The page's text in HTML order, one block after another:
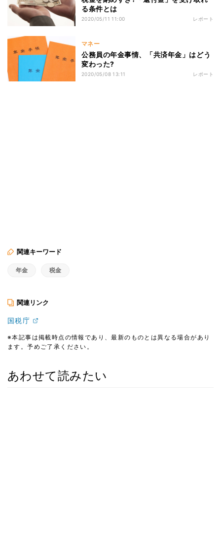
る条件とは
2020/05/11 11:00 レポート
マネー
公務員の年金事情、「共済年金」はどう
変わった?
2020/05/08 13:11 レポート
関連キーワード
年金 税金
関連リンク
国税庁
※本記事は掲載時点の情報であり、最新のものとは異なる場合があり
ます。予めご了承ください。
あわせて読みたい